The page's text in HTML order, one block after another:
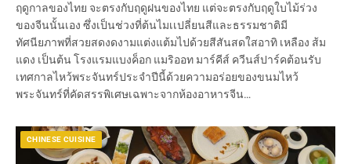
ฤดูกาลของไทย จะตรงกับฤดูฝนของไทย แต่จะตรงกับฤดูใบไม้ร่วง
ของจีนนั้นเอง ซึ่งเป็นช่วงที่ต้นไมเเปลี่ยนสีและธรรมชาติมี
ทัศนียภาพที่สวยสดงดงามแต่งแต้มไปด้วยสีสันสดใสอาทิ เหลือง ส้ม
แดง เป็นต้น โรงแรมแบงค็อก แมริออท มาร์คีส์ ควีนส์ปาร์คต้อนรับ
เทศกาลไหว้พระจันทร์ประจำปีนี้ด้วยความอร่อยของขนมไหว้
พระจันทร์ที่คัดสรรพิเศษเฉพาะจากห้องอาหารจีน…
CHINESE CUISINE